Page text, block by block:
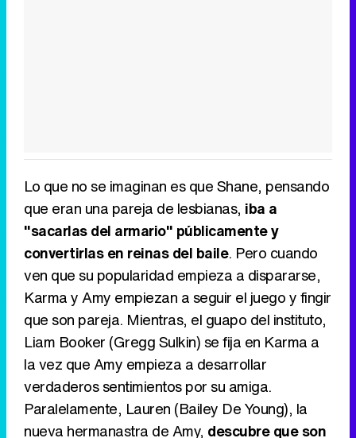
Lo que no se imaginan es que Shane, pensando
que eran una pareja de lesbianas, iba a
"sacarlas del armario" públicamente y
convertirlas en reinas del baile. Pero cuando
ven que su popularidad empieza a dispararse,
Karma y Amy empiezan a seguir el juego y fingir
que son pareja. Mientras, el guapo del instituto,
Liam Booker (Gregg Sulkin) se fija en Karma a
la vez que Amy empieza a desarrollar
verdaderos sentimientos por su amiga.
Paralelamente, Lauren (Bailey De Young), la
nueva hermanastra de Amy, descubre que son